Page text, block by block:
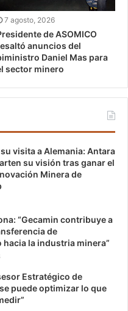
7 agosto, 2026
de ASOMICO
anuncios del
Daniel Mas para
sector minero
visita a Alemania: Antara
su visión tras ganar el
Minera de
“Gecamin contribuye a
de
la industria minera”
Estratégico de
puede optimizar lo que